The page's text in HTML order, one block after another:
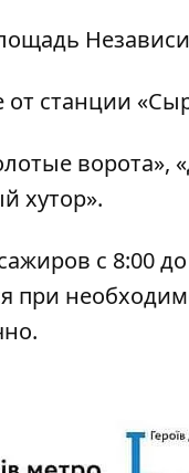
станции
ворота»,
хутор».
с 8:00
при